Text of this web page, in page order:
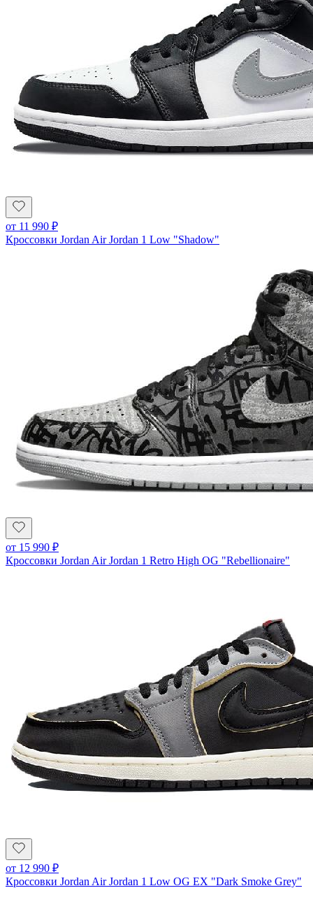
от 11 990 ₽
Кроссовки Jordan Air Jordan 1 Low "Shadow"
от 15 990 ₽
Кроссовки Jordan Air Jordan 1 Retro High OG "Rebellionaire"
от 12 990 ₽
Кроссовки Jordan Air Jordan 1 Low OG EX "Dark Smoke Grey"